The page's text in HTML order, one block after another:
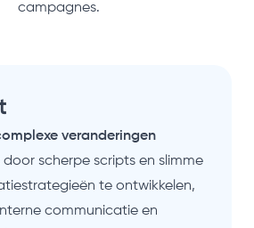
campagnes.
veranderingen
door scherpe scripts en slimme
te ontwikkelen,
communicatie en